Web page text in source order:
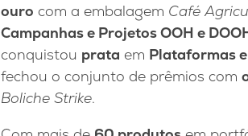
ouro com a embalagem Café
Campanhas e Projetos OOH e
conquistou prata em Plataformas
fechou o conjunto de prêmios com
Boliche Strike.